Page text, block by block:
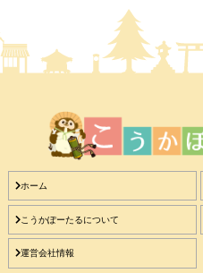
ホーム
こうかぽーたるについて
運営会社情報